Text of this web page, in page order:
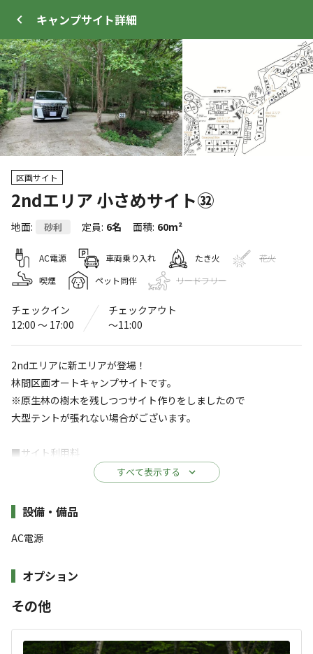
キャンプサイト詳細
区画サイト
2ndエリア 小さめサイト㉜
地面: 砂利 定員: 6名 面積: 60m²
AC電源 車両乗り入れ たき火
花火
喫煙
ペット同伴 リードフリー
チェックイン
12:00 〜 17:00
チェックアウト
〜11:00
2ndエリアに新エリアが登場！
林間区画オートキャンプサイトです。
※原生林の樹木を残しつつサイト作りをしましたので
大型テントが張れない場合がございます。
■サイト利用料
6,600円~：4名含む
◆炊事場は1stエリアをご利用ください。
女性用 洋式：2基
男性用 洋式：1基
◆ゴミ置き場有
すべて表示する
施設詳細
設備・備品
AC電源
オプション
その他
WEB予約可能 クーポン利用可 キャンプサイト
那須オートキャンプ場 グリーンベース
4.8（120件）
〒325-0301栃木県 那須郡那須町湯本652-1
那須オートキャンプ場 グリーンベース
灰捨て場 温浴施設
水洗トイレ
駐車場
サウナ
GREEN BASEで楽しむアウトドア体験｜フィッ
ナ！ご予約受付中